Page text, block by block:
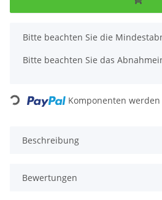
x
Bitte beachten Sie die
Bitte beachten Sie das
Loading... Komponenten
Beschreibung
Bewertungen